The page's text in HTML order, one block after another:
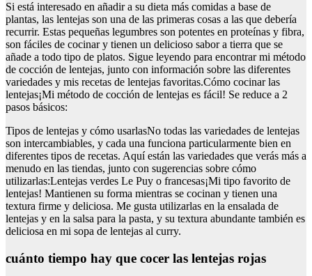
Si está interesado en añadir a su dieta más comidas a base de
plantas, las lentejas son una de las primeras cosas a las que debería
recurrir. Estas pequeñas legumbres son potentes en proteínas y fibra,
son fáciles de cocinar y tienen un delicioso sabor a tierra que se
añade a todo tipo de platos. Sigue leyendo para encontrar mi método
de cocción de lentejas, junto con información sobre las diferentes
variedades y mis recetas de lentejas favoritas.Cómo cocinar las
lentejas¡Mi método de cocción de lentejas es fácil! Se reduce a 2
pasos básicos:
Tipos de lentejas y cómo usarlasNo todas las variedades de lentejas
son intercambiables, y cada una funciona particularmente bien en
diferentes tipos de recetas. Aquí están las variedades que verás más a
menudo en las tiendas, junto con sugerencias sobre cómo
utilizarlas:Lentejas verdes Le Puy o francesas¡Mi tipo favorito de
lentejas! Mantienen su forma mientras se cocinan y tienen una
textura firme y deliciosa. Me gusta utilizarlas en la ensalada de
lentejas y en la salsa para la pasta, y su textura abundante también es
deliciosa en mi sopa de lentejas al curry.
cuánto tiempo hay que cocer las lentejas rojas